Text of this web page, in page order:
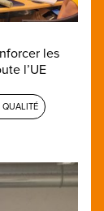
les
l’UE
QUALITÉ